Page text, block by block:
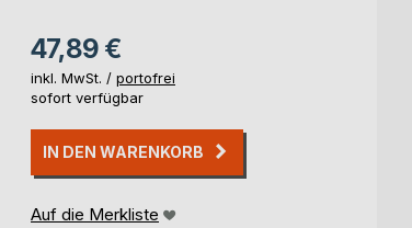
47,89 €
inkl. MwSt. / portofrei
sofort verfügbar
IN DEN WARENKORB
Auf die Merkliste